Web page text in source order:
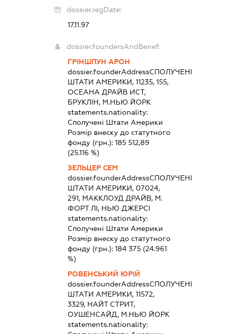
dossier.regDate:
17.11.97
dossier.foundersAndBenef:
ГРІНШПУН АРОН
dossier.founderAddressСПОЛУЧЕНІ
ШТАТИ АМЕРИКИ, 11235, 155,
ОСЕАНА ДРАЙВ ИСТ,
БРУКЛІН, М.НЬЮ ЙОРК
statements.nationality:
Сполучені Штати Америки
Розмір внеску до статутного
фонду (грн.):185 512,89
(25.116 %)
ЗЕЛЬЦЕР СЕМ
dossier.founderAddressСПОЛУЧЕНІ
ШТАТИ АМЕРИКИ, 07024,
291, МАККЛОУД ДРАЙВ, М.
ФОРТ ЛІ, НЬЮ ДЖЕРСІ
statements.nationality:
Сполучені Штати Америки
Розмір внеску до статутного
фонду (грн.):184 375 (24.961
%)
РОВЕНСЬКИЙ ЮРІЙ
dossier.founderAddressСПОЛУЧЕНІ
ШТАТИ АМЕРИКИ, 11572,
3329, НАЙТ СТРИТ,
ОУШЕНСАЙД, М.НЬЮ ЙОРК
statements.nationality: